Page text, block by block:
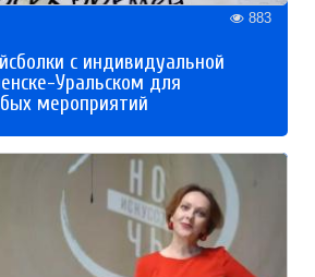
883
с индивидуальной
Уральском для
мероприятий